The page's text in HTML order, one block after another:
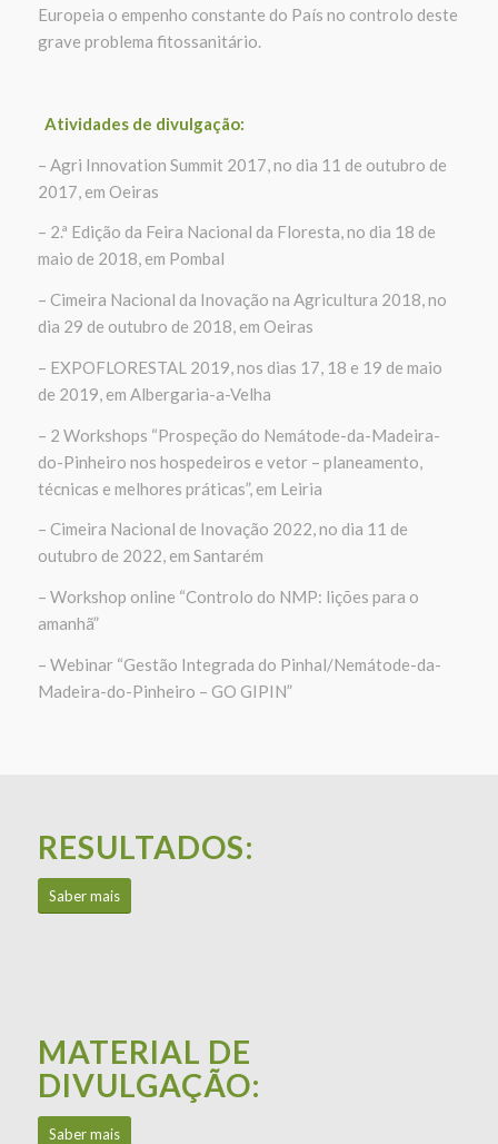
Europeia o empenho constante do País no controlo deste
grave problema fitossanitário.
Atividades de divulgação:
– Agri Innovation Summit 2017, no dia 11 de outubro de
2017, em Oeiras
– 2.ª Edição da Feira Nacional da Floresta, no dia 18 de
maio de 2018, em Pombal
– Cimeira Nacional da Inovação na Agricultura 2018, no
dia 29 de outubro de 2018, em Oeiras
– EXPOFLORESTAL 2019, nos dias 17, 18 e 19 de maio
de 2019, em Albergaria-a-Velha
– 2 Workshops “Prospeção do Nemátode-da-Madeira-
do-Pinheiro nos hospedeiros e vetor – planeamento,
técnicas e melhores práticas”, em Leiria
– Cimeira Nacional de Inovação 2022, no dia 11 de
outubro de 2022, em Santarém
– Workshop online “Controlo do NMP: lições para o
amanhã”
– Webinar “Gestão Integrada do Pinhal/Nemátode-da-
Madeira-do-Pinheiro – GO GIPIN”
RESULTADOS:
Saber mais
MATERIAL DE
DIVULGAÇÃO:
Saber mais